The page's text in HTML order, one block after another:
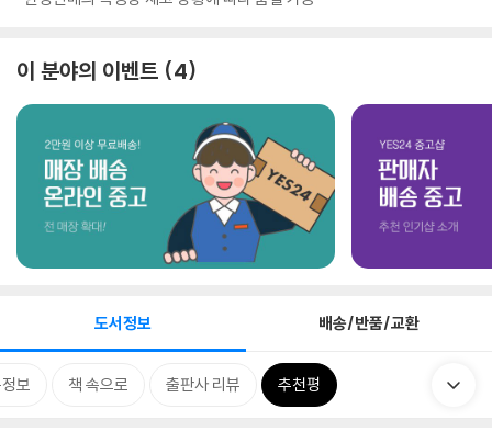
이 분야의 이벤트 4
도서정보 배송/반품/교환
보 책 속으로 출판사 리뷰 추천평